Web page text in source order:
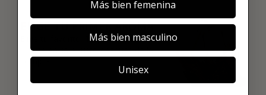
02
ELIGE TU PRIMER AROMA
Elige tu favorito. Tu primer perfume de
lujo se enviará justo después de la
compra.
Más bien femenina
Más bien masculino
Unisex